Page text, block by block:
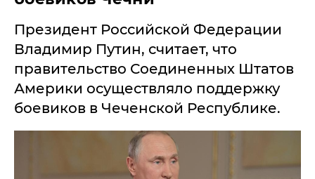
Президент Российской Федерации
Владимир Путин, считает, что
правительство Соединенных Штатов
Америки осуществляло поддержку
боевиков в Чеченской Республике.